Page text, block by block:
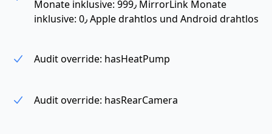
Monate inklusive: 999٫ MirrorLink Monate
inklusive: 0٫ Apple drahtlos und Android drahtlos
Audit override: hasHeatPump
Audit override: hasRearCamera